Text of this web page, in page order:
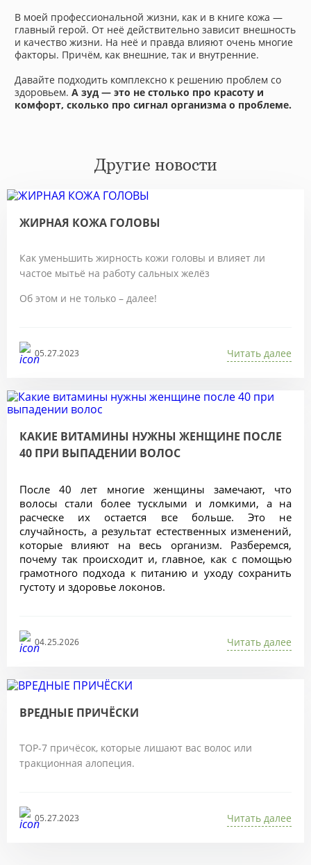
В моей профессиональной жизни, как и в книге кожа —
главный герой. От неё действительно зависит внешность
и качество жизни. На неё и правда влияют очень многие
факторы. Причём, как внешние, так и внутренние.
Давайте подходить комплексно к решению проблем со
здоровьем. А зуд — это не столько про красоту и
комфорт, сколько про сигнал организма о проблеме.
Другие новости
ЖИРНАЯ КОЖА ГОЛОВЫ
Как уменьшить жирность кожи головы и влияет ли
частое мытьё на работу сальных желёз
Об этом и не только – далее!
05.27.2023 Читать далее
КАКИЕ ВИТАМИНЫ НУЖНЫ ЖЕНЩИНЕ ПОСЛЕ
40 ПРИ ВЫПАДЕНИИ ВОЛОС
После 40 лет многие женщины замечают, что
волосы стали более тусклыми и ломкими, а на
расческе их остается все больше. Это не
случайность, а результат естественных изменений,
которые влияют на весь организм. Разберемся,
почему так происходит и, главное, как с помощью
грамотного подхода к питанию и уходу сохранить
густоту и здоровье локонов.
04.25.2026 Читать далее
ВРЕДНЫЕ ПРИЧЁСКИ
ТОР-7 причёсок, которые лишают вас волос или
тракционная алопеция.
05.27.2023 Читать далее